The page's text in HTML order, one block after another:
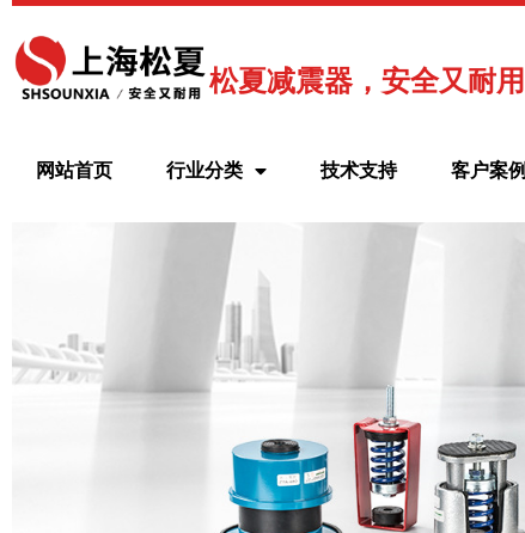
至
内
松夏减震器，安全又耐用
网站首页 行业分类 技术支持 客户案例